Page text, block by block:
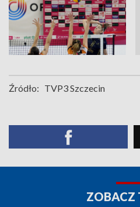
Źródło: TVP3 Szczecin
ZOBACZ